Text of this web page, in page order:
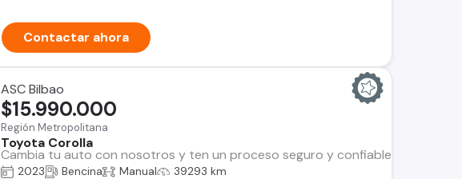
Contactar ahora
ASC Bilbao
Región Metropolitana
Toyota Corolla
Cambia tu auto con nosotros y ten un proceso seguro y confiable. Encuentra
$15.990.000
2023 Bencina Manual 39293 km